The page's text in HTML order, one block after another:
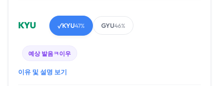
KYU ✓KYU47% GYU46%
예상 발음ㅋ이우
이유 및 설명 보기